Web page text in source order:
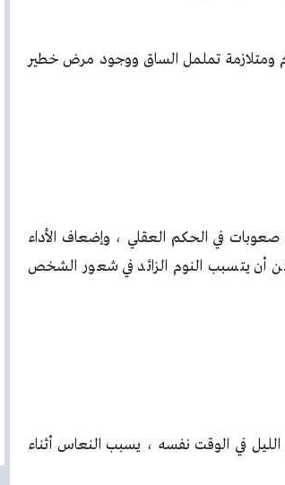
ومتلازمة تململ الساق ووجود مرض خطير
في الحكم العقلي ، وإضعاف الأداء
أن يتسبب النوم الزائد في شعور الشخص
في الوقت نفسه ، يسبب النعاس أثناء